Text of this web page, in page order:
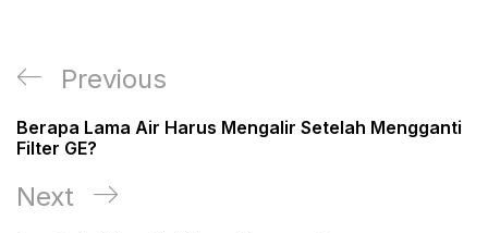
Post
Previous
Post
Previous
Berapa Lama Air Harus Mengalir Setelah Mengganti
Filter GE?
Next
Next